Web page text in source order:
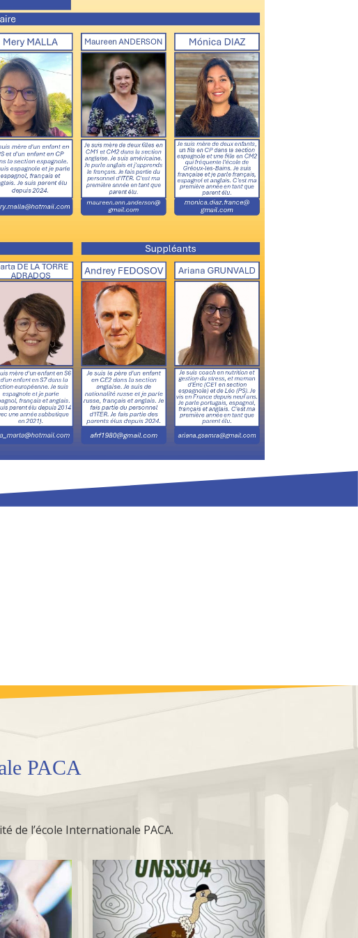
PACA
de l’école Internationale PACA.